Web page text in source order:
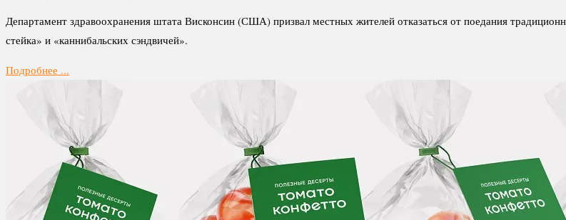
Департамент здравоохранения штата Висконсин (США) призвал местных жителей отказаться от поедания
стейка» и «каннибальских сэндвичей».
Подробнее ...